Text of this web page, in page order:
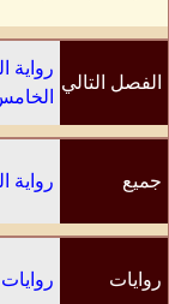
الفصل التالي
رواية
جميع رواية
روايات